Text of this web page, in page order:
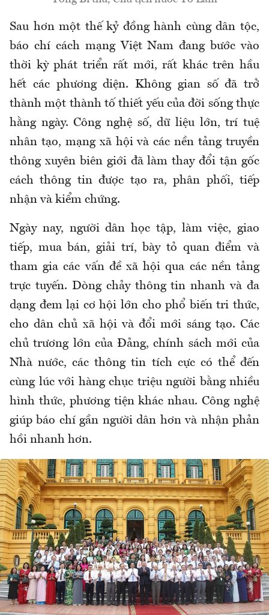
Sau hơn một thế kỷ đồng hành cùng dân tộc,
báo chí cách mạng Việt Nam đang bước vào
thời kỳ phát triển rất mới, rất khác trên hầu
hết các phương diện. Không gian số đã trở
thành một thành tố thiết yếu của đời sống thực
hằng ngày. Công nghệ số, dữ liệu lớn, trí tuệ
nhân tạo, mạng xã hội và các nền tảng truyền
thông xuyên biên giới đã làm thay đổi tận gốc
cách thông tin được tạo ra, phân phối, tiếp
nhận và kiểm chứng.
Ngày nay, người dân học tập, làm việc, giao
tiếp, mua bán, giải trí, bày tỏ quan điểm và
tham gia các vấn đề xã hội qua các nền tảng
trực tuyến. Dòng chảy thông tin nhanh và đa
dạng đem lại cơ hội lớn cho phổ biến tri thức,
cho dân chủ xã hội và đổi mới sáng tạo. Các
chủ trương lớn của Đảng, chính sách mới của
Nhà nước, các thông tin tích cực có thể đến
cùng lúc với hàng chục triệu người bằng nhiều
hình thức, phương tiện khác nhau. Công nghệ
giúp báo chí gần người dân hơn và nhận phản
hồi nhanh hơn.